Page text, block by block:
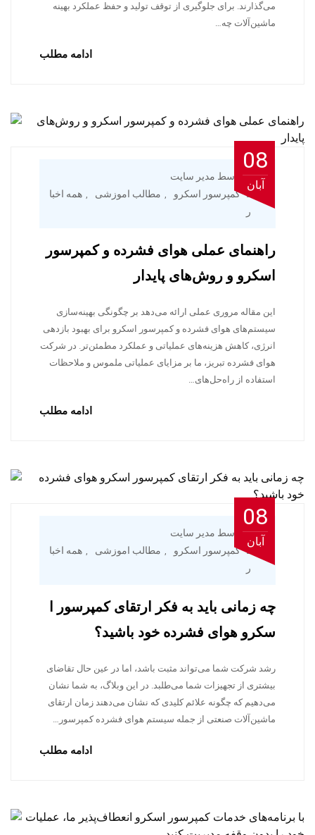
می‌گذارند. برای جلوگیری از توقف تولید و حفظ عملکرد بهینه
ماشین‌آلات چه…
ادامه مطلب
08
آبان
توسط مدیر سایت
کمپرسور اسکرو
, مطالب اموزشی , همه اخبا
ر
راهنمای عملی هوای فشرده و کمپرسور
اسکرو و روش‌های پایدار
این مقاله مروری عملی ارائه می‌دهد بر چگونگی بهینه‌سازی
سیستم‌های هوای فشرده و کمپرسور اسکرو برای بهبود بازدهی
انرژی، کاهش هزینه‌های عملیاتی و عملکرد مطمئن‌تر. در شرکت
هوای فشرده تبریز، ما بر مزایای عملیاتی ملموس و ملاحظات
استفاده از راه‌حل‌های…
ادامه مطلب
08
آبان
توسط مدیر سایت
کمپرسور اسکرو
, مطالب اموزشی , همه اخبا
ر
چه زمانی باید به فکر ارتقای کمپرسور ا
سکرو هوای فشرده خود باشید؟
رشد شرکت شما می‌تواند مثبت باشد، اما در عین حال تقاضای
بیشتری از تجهیزات شما می‌طلبد. در این وبلاگ، به شما نشان
می‌دهیم که چگونه علائم کلیدی که نشان می‌دهند زمان ارتقای
ماشین‌آلات صنعتی از جمله سیستم هوای فشرده کمپرسور…
ادامه مطلب